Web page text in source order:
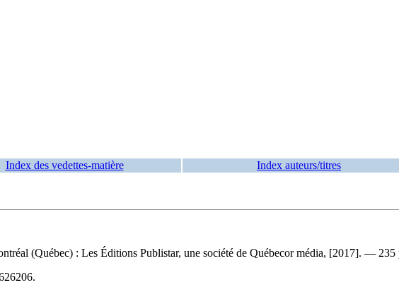
Index des vedettes-matière Index auteurs/titres
(Québec) : Les Éditions Publistar, une société de Québecor média, [2017]. — 235
.